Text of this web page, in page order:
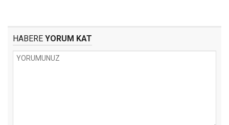
HABERE YORUM KAT